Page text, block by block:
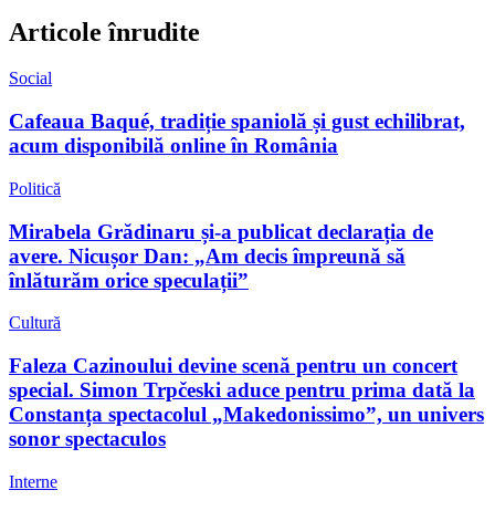
Articole înrudite
Social
Cafeaua Baqué, tradiție spaniolă și gust echilibrat,
acum disponibilă online în România
Politică
Mirabela Grădinaru și-a publicat declarația de
avere. Nicușor Dan: „Am decis împreună să
înlăturăm orice speculații”
Cultură
Faleza Cazinoului devine scenă pentru un concert
special. Simon Trpčeski aduce pentru prima dată la
Constanța spectacolul „Makedonissimo”, un univers
sonor spectaculos
Interne